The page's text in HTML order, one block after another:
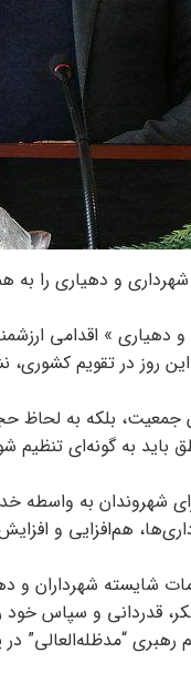
چناران فرا رسیدن ۱۴ تیرماه،
و دهیاری » اقدامی
در تقویم کشوری،
بلکه به لحاظ
باید به گونه‌ای
شهروندان به واسطه
هم‌افزایی و
شایسته شهرداران و
قدردانی و سپاس
رهبری